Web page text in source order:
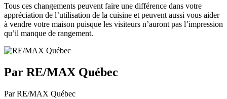
Tous ces changements peuvent faire une différence dans votre
appréciation de l’utilisation de la cuisine et peuvent aussi vous aider
à vendre votre maison puisque les visiteurs n’auront pas l’impression
qu’il manque de rangement.
Par RE/MAX Québec
Par RE/MAX Québec